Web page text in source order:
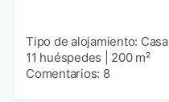
Tipo de alojamiento: Casa
11 huéspedes
200 m²
Comentarios: 8